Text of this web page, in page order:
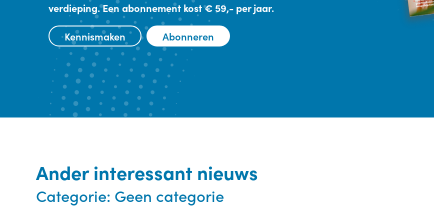
verdieping. Een abonnement kost € 59,- per jaar.
Kennismaken Abonneren
Ander interessant nieuws
Categorie: Geen categorie